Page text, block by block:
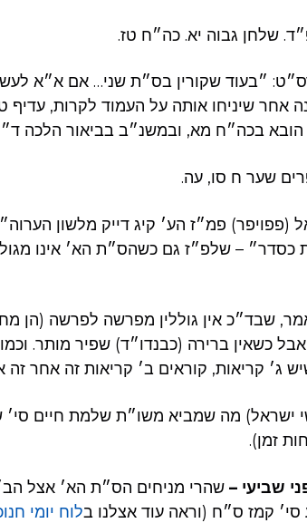
שלחן גבוה יא. כה״ח טז.
״בעוד שקורין בס״ת שני… אם א״א לעשות
אחר שיניחו אותה על העמוד לקרות, עדיף
הובא בכה״ח מא, ובמשנ״ב בביאור הלכה
שער ח סו, עה.
(פפויפר) פמ״ז הע׳ קיג דייק מלשון
– שלפ״ז גם כשהס״ת הא׳ אינו
שבד״כ אין גוללין מפרשה לפרשה (הן
כשאין ברירה (כבנדו״ד) שפיר מותר.
ג׳ קריאות, קוראים ב׳ קריאות זה אחר זה
ישראל) מה שמביא משו״ת שלמת חיים
זמן).
שביעי – שהרי מניחים הס״ת הא׳ אצל
סי׳ קמז ס״ח (וראה עוד אצלנו בלוח יומי